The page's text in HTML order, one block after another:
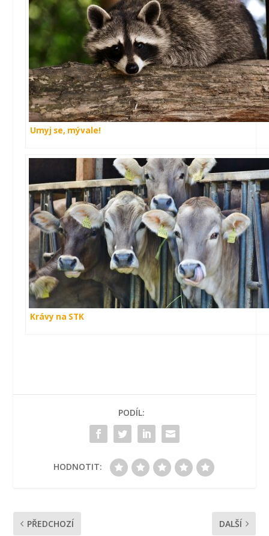
Umyj se, mývale!
Krávy na STK
PODÍL:
HODNOTIT:
PŘEDCHOZÍ DALŠÍ